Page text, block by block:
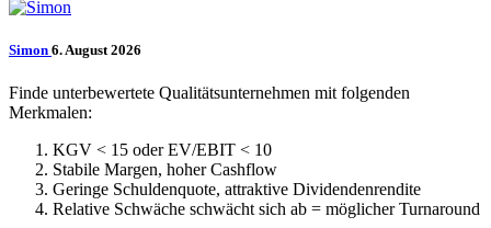
Simon 6. August 2026
Finde unterbewertete Qualitätsunternehmen mit folgenden
Merkmalen:
KGV < 15 oder EV/EBIT < 10
Stabile Margen, hoher Cashflow
Geringe Schuldenquote, attraktive Dividendenrendite
Relative Schwäche schwächt sich ab = möglicher Turnaround